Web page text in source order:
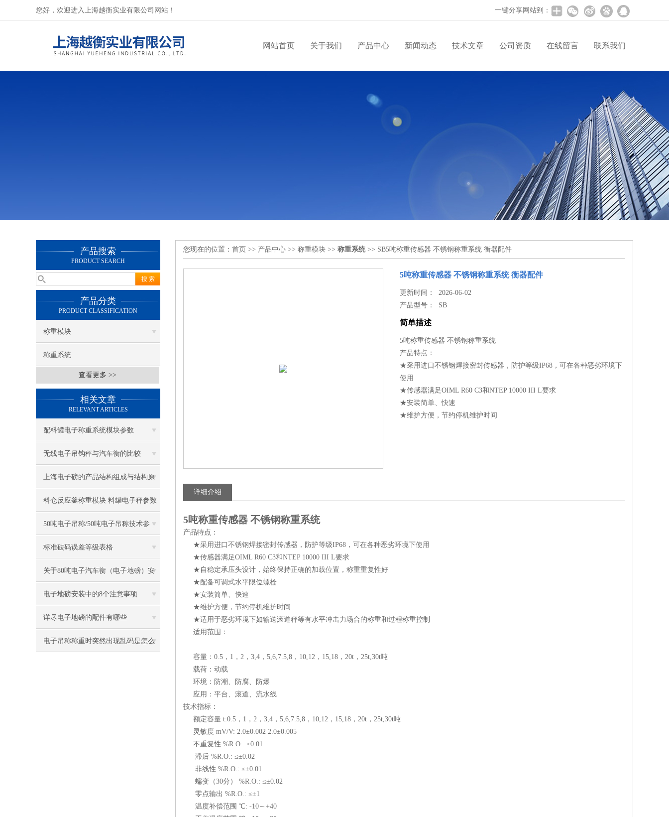
您好，欢迎进入上海越衡实业有限公司网站！ 一键分享网站到：
网站首页 关于我们 产品中心 新闻动态 技术文章 公司资质 在线留言 联系我们
产品搜索
PRODUCT SEARCH
产品分类
PRODUCT CLASSIFICATION
称重模块
称重系统
查看更多 >>
相关文章
RELEVANT ARTICLES
配料罐电子称重系统模块参数
无线电子吊钩秤与汽车衡的比较
上海电子磅的产品结构组成与结构原
理
料仓反应釜称重模块 料罐电子秤参数
50吨电子吊称/50吨电子吊称技术参
数/50吨吊称价格优势
标准砝码误差等级表格
关于80吨电子汽车衡（电子地磅）安
装基础的几大忠告
电子地磅安装中的8个注意事项
详尽电子地磅的配件有哪些
电子吊称称重时突然出现乱码是怎么
您现在的位置： 首页 >> 产品中心 >> 称重模块 >> 称重系统>> SB5吨称重传感器 不锈钢称重系统 衡器配件
5吨称重传感器 不锈钢称重系统 衡器配件
更新时间： 2026-06-02
产品型号： SB
简单描述
5吨称重传感器 不锈钢称重系统
产品特点：
★采用进口不锈钢焊接密封传感器，防护等级IP68，可在各种恶劣环境下
使用
★传感器满足OIML R60 C3和NTEP 10000 III L要求
★安装简单、快速
★维护方便，节约停机维护时间
详细介绍
5吨称重传感器 不锈钢称重系统
产品特点：
★采用进口不锈钢焊接密封传感器，防护等级IP68，可在各种恶劣环境下使用
★传感器满足OIML R60 C3和NTEP 10000 III L要求
★自稳定承压头设计，始终保持正确的加载位置，称重重复性好
★配备可调式水平限位螺栓
★安装简单、快速
★维护方便，节约停机维护时间
★适用于恶劣环境下如输送滚道秤等有水平冲击力场合的称重和过程称重控制
适用范围：
容量：0.5，1，2，3,4，5,6,7.5,8，10,12，15,18，20t，25t,30t吨
载荷：动载
环境：防潮、防腐、防爆
应用：平台、滚道、流水线
技术指标：
额定容量 t:0.5，1，2，3,4，5,6,7.5,8，10,12，15,18，20t，25t,30t吨
灵敏度 mV/V: 2.0±0.002 2.0±0.005
不重复性 %R.O:. ≤0.01
滞后 %R.O.: ≤±0.02
非线性 %R.O.: ≤±0.01
蠕变（30分） %R.O.: ≤±0.02
零点输出 %R.O.: ≤±1
温度补偿范围 ℃: -10～+40